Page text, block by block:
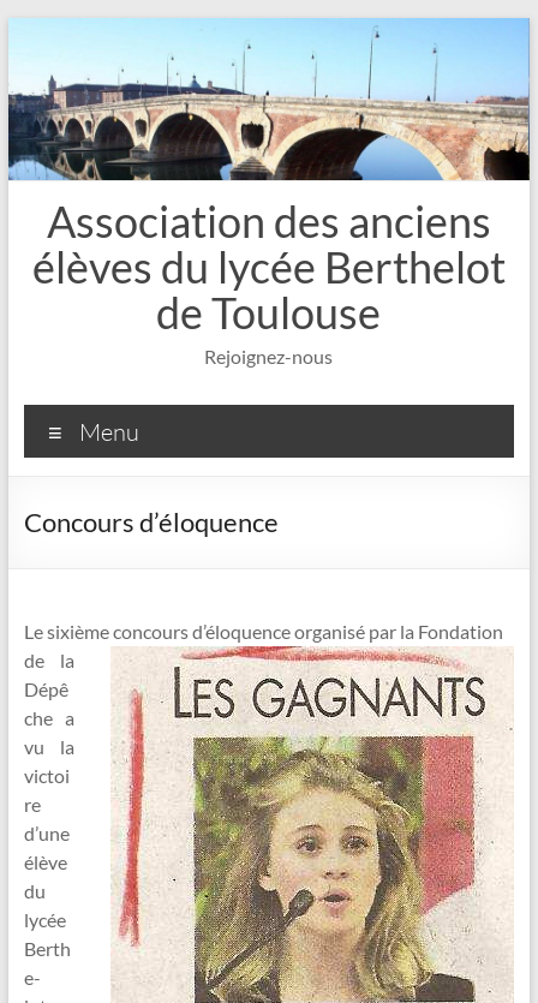
contenu
Association des anciens
élèves du lycée Berthelot
de Toulouse
Rejoignez-nous
Menu
Concours d’éloquence
Le sixième concours d’éloquence organisé par la Fondation
de la
Dépê
che a
vu la
victoi
re
d’une
élève
du
lycée
Berth
e-